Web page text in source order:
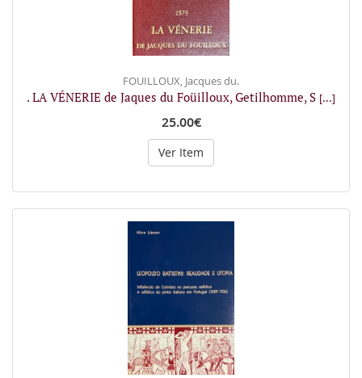
FOUILLOUX, Jacques du.
. LA VÉNERIE de Jaques du Foüilloux, Getilhomme, S [...]
25.00€
Ver Item